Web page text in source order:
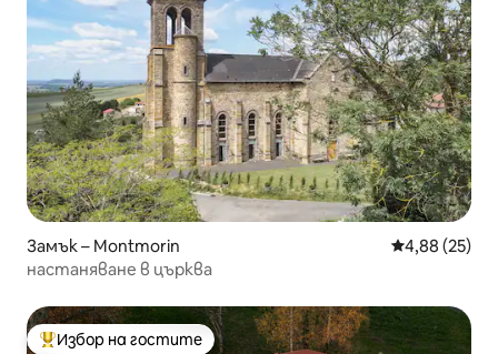
Замък – Montmorin Средна
4,88 (25)
настаняване в църква
Най-популярен избор на гостите
Избор на гостите